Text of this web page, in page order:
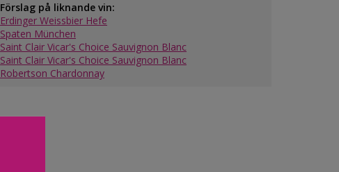
Förslag på liknande vin:
Erdinger Weissbier Hefe
Spaten München
Saint Clair Vicar's Choice Sauvignon Blanc
Saint Clair Vicar's Choice Sauvignon Blanc
Robertson Chardonnay